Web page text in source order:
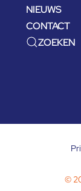
NIEUWS
CONTACT
ZOEKEN
©